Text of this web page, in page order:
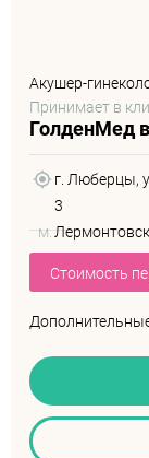
Акушер-
Принимает в
ГолденМед
г. Люберцы,
3
м.
Стоимость